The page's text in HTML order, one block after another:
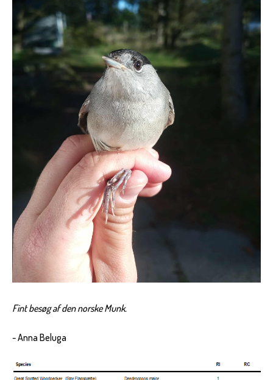
Fint besøg af den norske Munk.
- Anna Beluga